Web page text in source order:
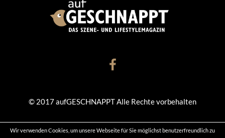
Wir verwenden Cookies, um unsere Webseite für Sie möglichst benutzerfreundlich zu
© 2017 aufGESCHNAPPT Alle Rechte vorbehalten
KONTAKT DATENSCHUTZ IMPRESSUM